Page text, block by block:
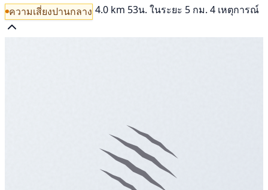
ความเสี่ยงปานกลาง 4.0 km 53น. ในระยะ 5 กม. 4 เหตุการณ์